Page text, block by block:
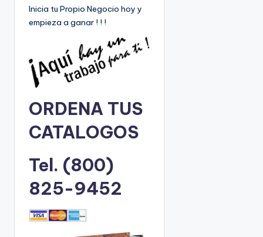
Inicia tu Propio Negocio hoy y
empieza a ganar ! ! !
ORDENA TUS
CATALOGOS
Tel. (800)
825-9452